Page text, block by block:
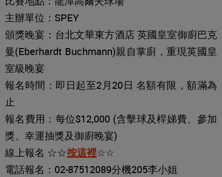
主辦單位：SPEY
頒獎晚宴：台北文華東方酒店 英國皇室御廚巴克
曼(Eberhardt Buchmann)親自掌廚，重現英國皇
室級晚宴
報名時間：即日起至2月20日 名額有限，額滿為
止
報名費用：每位$12,000 (含擊球及桿娣費、參加
獎、幸運抽獎及御廚晚宴)
線上報名 ☆☆按這裡☆☆
電話報名：02-87512089分機205李小姐